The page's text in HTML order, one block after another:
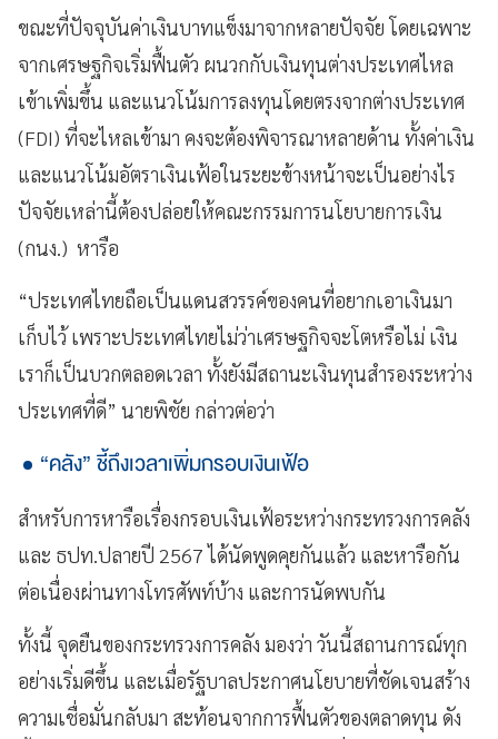
ขณะที่ปัจจุบันค่าเงินบาทแข็งมาจากหลายปัจจัย โดยเฉพาะ
จากเศรษฐกิจเริ่มฟื้นตัว ผนวกกับเงินทุนต่างประเทศไหล
เข้าเพิ่มขึ้น และแนวโน้มการลงทุนโดยตรงจากต่างประเทศ
(FDI) ที่จะไหลเข้ามา คงจะต้องพิจารณาหลายด้าน ทั้งค่าเงิน
และแนวโน้มอัตราเงินเฟ้อในระยะข้างหน้าจะเป็นอย่างไร
ปัจจัยเหล่านี้ต้องปล่อยให้คณะกรรมการนโยบายการเงิน
(กนง.) หารือ
“ประเทศไทยถือเป็นแดนสวรรค์ของคนที่อยากเอาเงินมา
เก็บไว้ เพราะประเทศไทยไม่ว่าเศรษฐกิจจะโตหรือไม่ เงิน
เราก็เป็นบวกตลอดเวลา ทั้งยังมีสถานะเงินทุนสำรองระหว่าง
ประเทศที่ดี” นายพิชัย กล่าวต่อว่า
“คลัง” ชี้ถึงเวลาเพิ่มกรอบเงินเฟ้อ
สำหรับการหารือเรื่องกรอบเงินเฟ้อระหว่างกระทรวงการคลัง
และ ธปท.ปลายปี 2567 ได้นัดพูดคุยกันแล้ว และหารือกัน
ต่อเนื่องผ่านทางโทรศัพท์บ้าง และการนัดพบกัน
ทั้งนี้ จุดยืนของกระทรวงการคลัง มองว่า วันนี้สถานการณ์ทุก
อย่างเริ่มดีขึ้น และเมื่อรัฐบาลประกาศนโยบายที่ชัดเจนสร้าง
ความเชื่อมั่นกลับมา สะท้อนจากการฟื้นตัวของตลาดทุน ดัง